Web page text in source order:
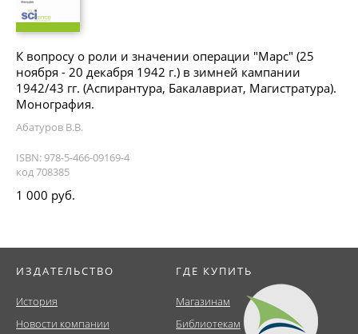
К вопросу о роли и значении операции "Марс" (25
ноября - 20 декабря 1942 г.) в зимней кампании
1942/43 гг. (Аспирантура, Бакалавриат, Магистратура).
Монография.
Абатуров В.В.
ISBN: 978-5-466-09169-4
код 708385
1 000 руб.
ИЗДАТЕЛЬСТВО
История
Новости компании
ГДЕ КУПИТЬ
Магазинам
Библиотекам